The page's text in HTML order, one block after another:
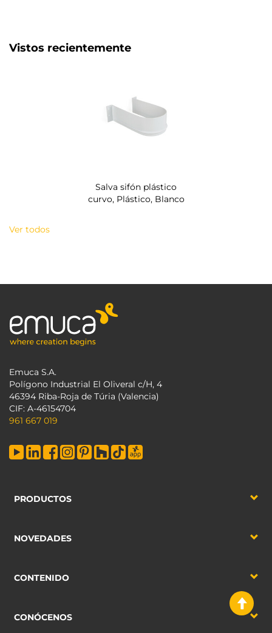
Vistos recientemente
Salva sifón plástico
curvo, Plástico, Blanco
Ver todos
Emuca S.A.
Polígono Industrial El Oliveral c/H, 4
46394 Riba-Roja de Túria (Valencia)
CIF: A-46154704
961 667 019
PRODUCTOS
NOVEDADES
CONTENIDO
CONÓCENOS